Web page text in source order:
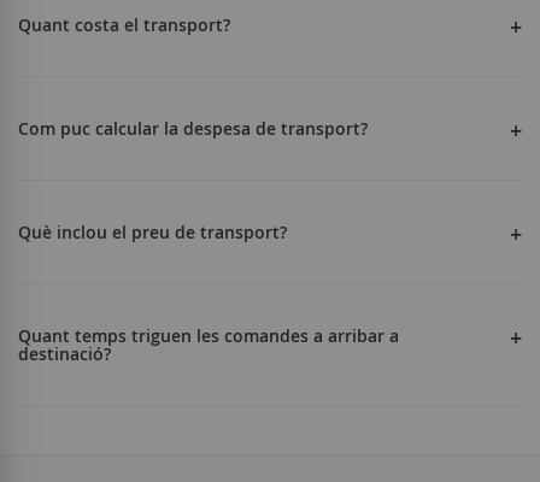
Quant costa el transport?
Com puc calcular la despesa de transport?
Què inclou el preu de transport?
Quant temps triguen les comandes a arribar a
destinació?